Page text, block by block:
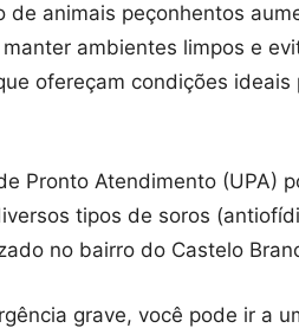
animais peçonhentos
ambientes limpos e
ofereçam condições
Pronto Atendimento (UPA)
tipos de soros
no bairro do Castelo
grave, você pode ir a